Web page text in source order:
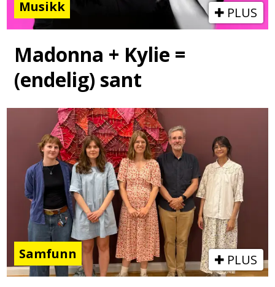
Musikk PLUS
Madonna + Kylie =
(endelig) sant
Samfunn PLUS